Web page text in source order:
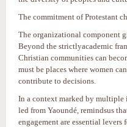
The commitment of Protestant
The organizational component
Beyond the strictlyacademic
Christian communities can
must be places where women
contribute to decisions.
In a context marked by
led from Yaoundé, remindsus
engagement are essential